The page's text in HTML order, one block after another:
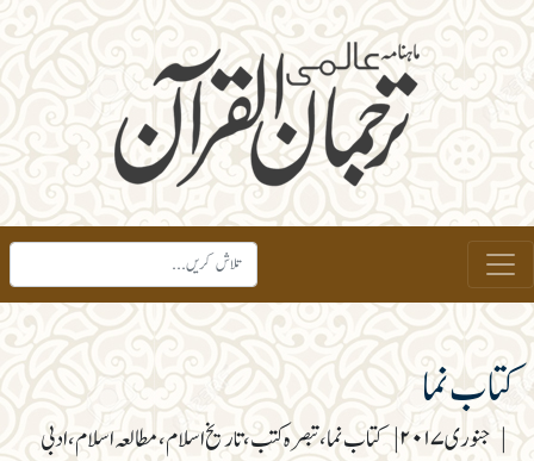
کتاب نما
جنوری ۲۰۱۷ | کتاب نما، تبصرہ کتب، تاریخ اسلام، مطالعہ اسلام، ادبی